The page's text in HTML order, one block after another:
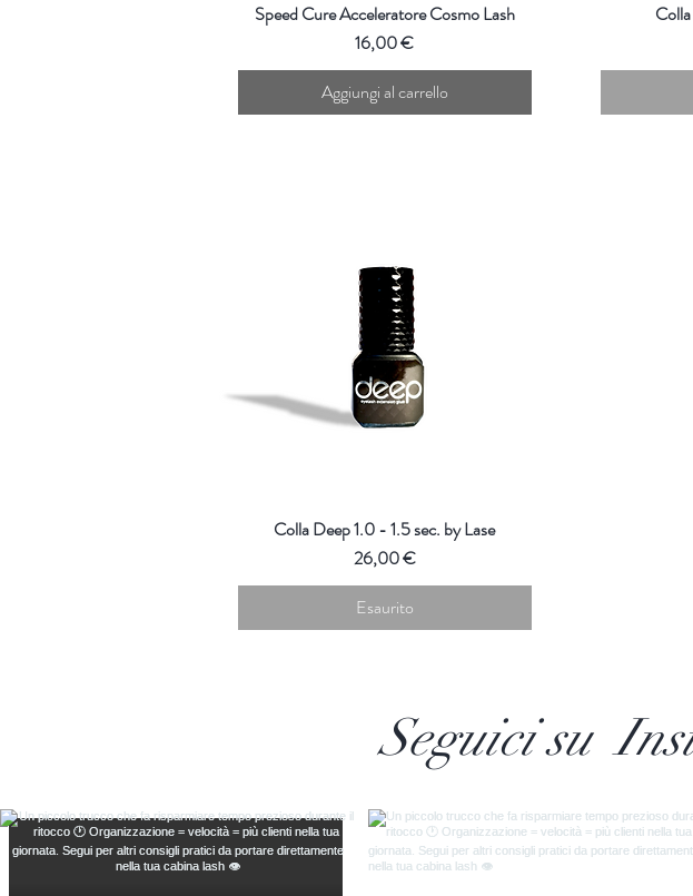
Speed Cure Acceleratore Cosmo Lash
Prezzo
16,00 €
Aggiungi al carrello
Colla Deep 1.0 - 1.5 sec. by Lase
Prezzo
26,00 €
Esaurito
Seguici su